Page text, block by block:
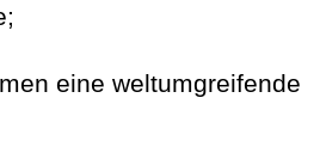
eine weltumgreifende